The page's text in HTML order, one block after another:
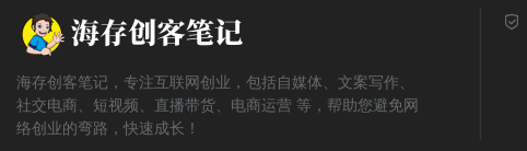
海存创客笔记，专注互联网创业，包括自媒体、文案写作、
社交电商、短视频、直播带货、电商运营 等，帮助您避免网
络创业的弯路，快速成长！